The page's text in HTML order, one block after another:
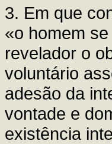
3. Em que
«o homem
revelador o
voluntário
adesão da
vontade e
existência